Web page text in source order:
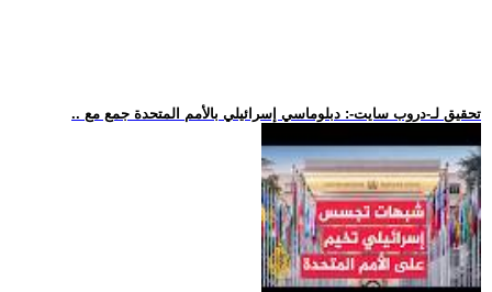
.. تحقيق لـ-دروب سايت-: دبلوماسي إسرائيلي بالأمم المتحدة جمع مع